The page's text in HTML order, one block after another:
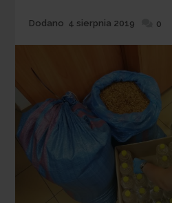
Dodane
Dodano 4 sierpnia 2019 0